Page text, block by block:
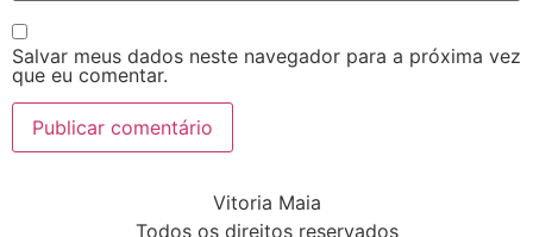
Salvar meus dados neste navegador para a próxima vez
que eu comentar.
Vitoria Maia
Todos os direitos reservados